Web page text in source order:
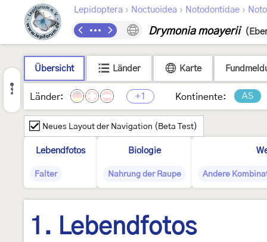
Lepidoptera › Noctuoidea › Notodontidae ›
Drymonia moayerii
Übersicht Länder Karte
Länder: +1 Kontinente: AS
Neues Layout der Navigation (Beta Test)
Lebendfotos
Falter
Biologie
Nahrung der Raupe Andere
1. Lebendfotos